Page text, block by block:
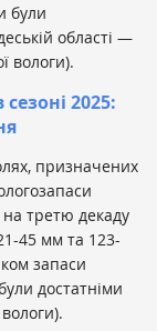
були
області —
вологи).
2025:
призначених
третю декаду
45 мм та 123-
запаси
достатніми